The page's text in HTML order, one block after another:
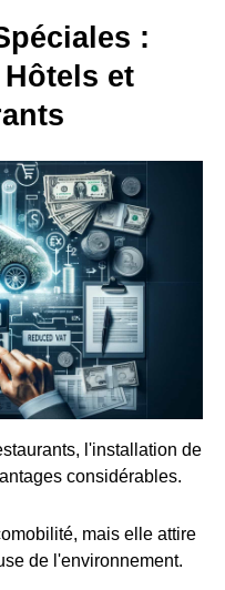
:
et
l'installation de
considérables.
mais elle attire
de l'environnement.